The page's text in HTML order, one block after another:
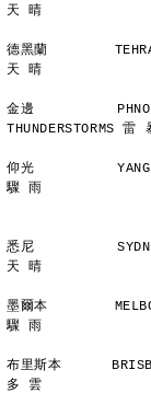
天 晴
德黑蘭
天 晴
金邊
THUNDERSTORMS 雷
仰光
驟 雨
悉尼
天 晴
墨爾本
驟 雨
布里斯本
多 雲